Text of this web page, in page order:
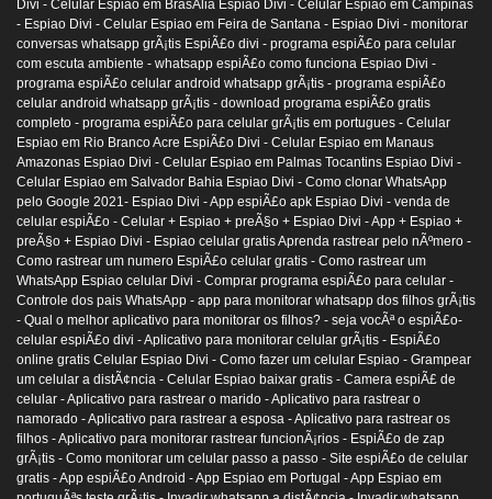
Divi - Celular Espiao em BrasÃ­lia Espiao Divi - Celular Espiao em Campinas
- Espiao Divi - Celular Espiao em Feira de Santana - Espiao Divi - monitorar
conversas whatsapp grÃ¡tis EspiÃ£o divi - programa espiÃ£o para celular
com escuta ambiente - whatsapp espiÃ£o como funciona Espiao Divi -
programa espiÃ£o celular android whatsapp grÃ¡tis - programa espiÃ£o
celular android whatsapp grÃ¡tis - download programa espiÃ£o gratis
completo - programa espiÃ£o para celular grÃ¡tis em portugues - Celular
Espiao em Rio Branco Acre EspiÃ£o Divi - Celular Espiao em Manaus
Amazonas Espiao Divi - Celular Espiao em Palmas Tocantins Espiao Divi -
Celular Espiao em Salvador Bahia Espiao Divi - Como clonar WhatsApp
pelo Google 2021- Espiao Divi -App espiÃ£o apk Espiao Divi - venda de
celular espiÃ£o - Celular + Espiao + preÃ§o + Espiao Divi -App + Espiao +
preÃ§o + Espiao Divi - Espiao celular gratis Aprenda rastrear pelo nÃºmero -
Como rastrear um numero EspiÃ£o celular gratis - Como rastrear um
WhatsApp Espiao celular Divi - Comprar programa espiÃ£o para celular -
Controle dos pais WhatsApp - app para monitorar whatsapp dos filhos grÃ¡tis
- Qual o melhor aplicativo para monitorar os filhos? - seja vocÃª o espiÃ£o-
celular espiÃ£o divi -Aplicativo para monitorar celular grÃ¡tis - EspiÃ£o
online gratis Celular Espiao Divi - Como fazer um celular Espiao - Grampear
um celular a distÃ¢ncia - Celular Espiao baixar gratis - Camera espiÃ£ de
celular -Aplicativo para rastrear o marido -Aplicativo para rastrear o
namorado -Aplicativo para rastrear a esposa -Aplicativo para rastrear os
filhos -Aplicativo para monitorar rastrear funcionÃ¡rios - EspiÃ£o de zap
grÃ¡tis - Como monitorar um celular passo a passo - Site espiÃ£o de celular
gratis -App espiÃ£o Android -App Espiao em Portugal -App Espiao em